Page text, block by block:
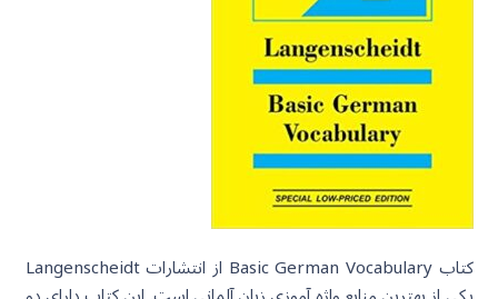
کتابBasic German Vocabulary از انتشارات Langenscheidt